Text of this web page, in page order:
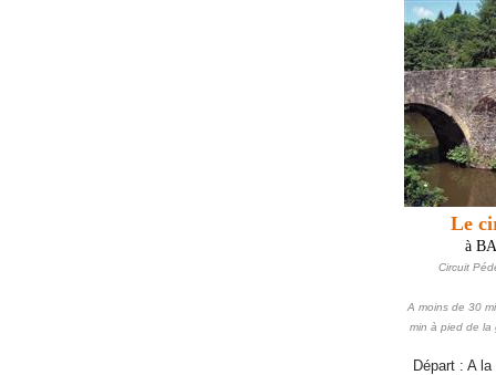
Le
à
Circuit
A moins de 30
min à pied de la
Départ : A